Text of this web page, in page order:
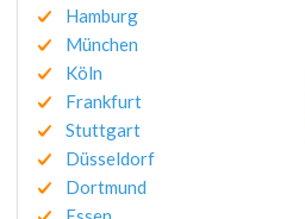
Hamburg
München
Köln
Frankfurt
Stuttgart
Düsseldorf
Dortmund